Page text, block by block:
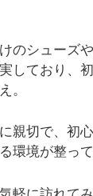
のシューズ
しており、
。
親切で、初
環境が整って